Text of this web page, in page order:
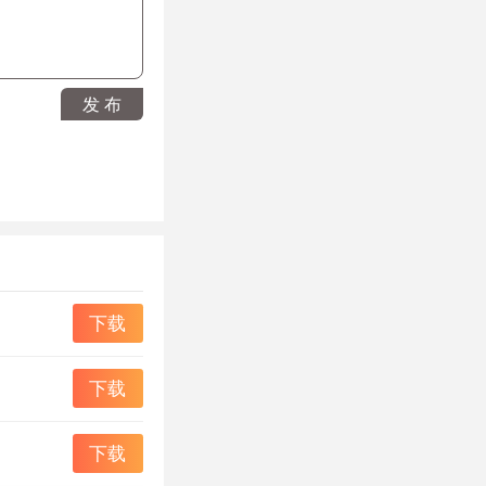
是一个优秀的
发 布
下载
下载
下载